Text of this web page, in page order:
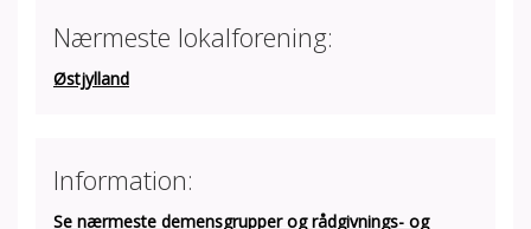
Nærmeste lokalforening:
Østjylland
Information:
Se nærmeste demensgrupper og rådgivnings- og